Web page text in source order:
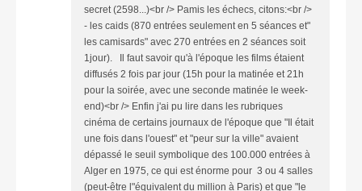
secret (2598...)<br /> Pamis les échecs, citons:<br />
- les caids (870 entrées seulement en 5 séances et"
les camisards" avec 270 entrées en 2 séances soit
1jour). Il faut savoir qu'à l'époque les films étaient
diffusés 2 fois par jour (15h pour la matinée et 21h
pour la soirée, avec une seconde matinée le week-
end)<br /> Enfin j'ai pu lire dans les rubriques
cinéma de certains journaux de l'époque que "Il était
une fois dans l'ouest" et "peur sur la ville" avaient
dépassé le seuil symbolique des 100.000 entrées à
Alger en 1975, ce qui est énorme pour 3 ou 4 salles
(peut-être l"équivalent du million à Paris) et que "le